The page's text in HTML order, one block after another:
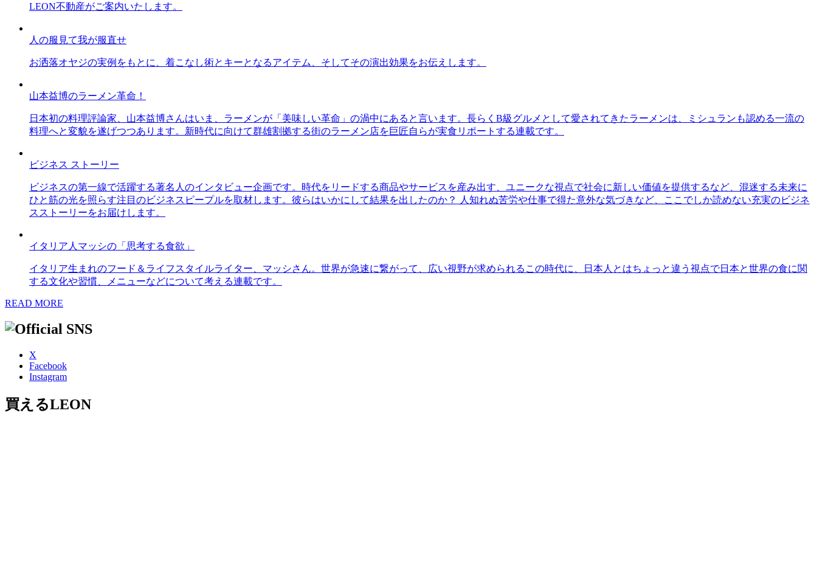
LEON不動産がご案内いたします。
人の服見て我が服直せ
お洒落オヤジの実例をもとに、着こなし術とキーとなるアイテム、そしてその演出効果をお伝えします。
山本益博のラーメン革命！
日本初の料理評論家、山本益博さんはいま、ラーメンが「美味しい革命」の渦中にあると言います。長らくB級グルメとして愛されてきたラーメンは、ミシュランも認める一流の
料理へと変貌を遂げつつあります。新時代に向けて群雄割拠する街のラーメン店を巨匠自らが実食リポートする連載です。
ビジネス ストーリー
ビジネスの第一線で活躍する著名人のインタビュー企画です。時代をリードする商品やサービスを産み出す、ユニークな視点で社会に新しい価値を提供するなど、混迷する未来に
ひと筋の光を照らす注目のビジネスピープルを取材します。彼らはいかにして結果を出したのか？ 人知れぬ苦労や仕事で得た意外な気づきなど、ここでしか読めない充実のビジネ
スストーリーをお届けします。
イタリア人マッシの「思考する食欲」
イタリア生まれのフード＆ライフスタイルライター、マッシさん。世界が急速に繋がって、広い視野が求められるこの時代に、日本人とはちょっと違う視点で日本と世界の食に関
する文化や習慣、メニューなどについて考える連載です。
READ MORE
X
Facebook
Instagram
買えるLEON